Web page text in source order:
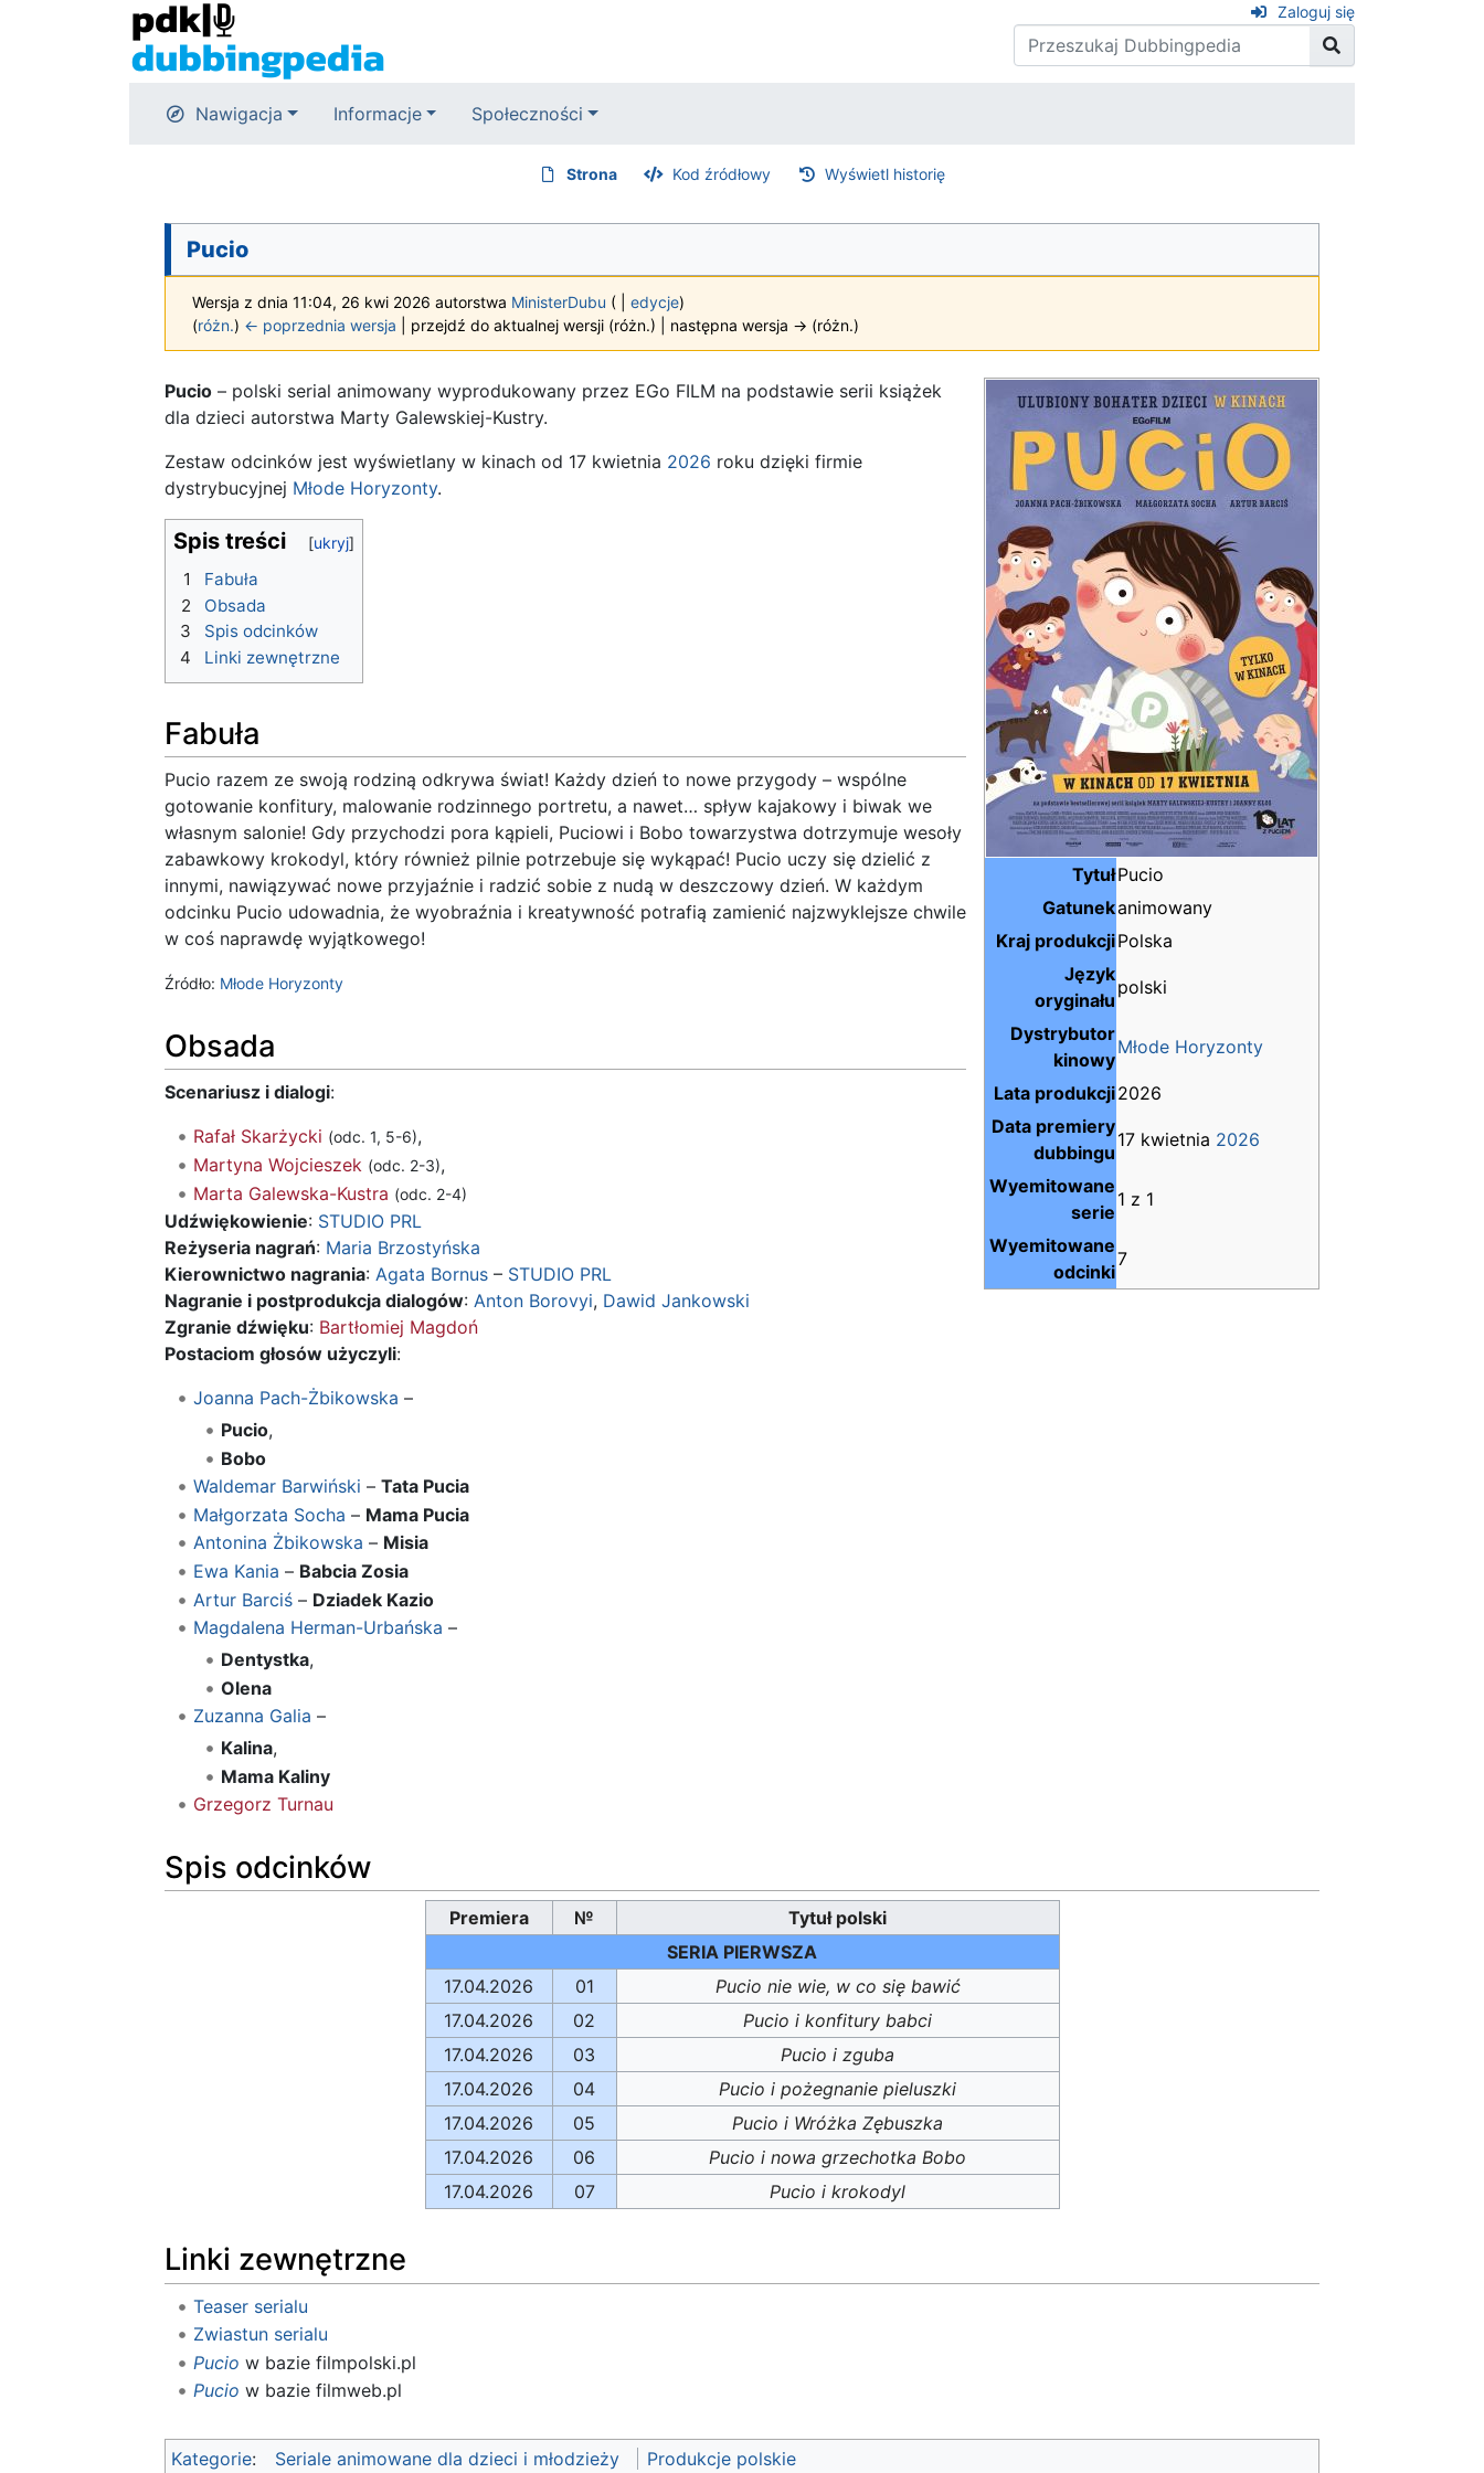
Zaloguj się
Nawigacja Informacje Społeczności
Strona Kod źródłowy Wyświetl historię
Pucio
Wersja z dnia 11:04, 26 kwi 2026 autorstwa MinisterDubu ( edycje)
(różn.) ← poprzednia wersja | przejdź do aktualnej wersji (różn.) | następna wersja → (różn.)
TytułPucio
Gatunekanimowany
Kraj produkcjiPolska
Język
oryginału
polski
Dystrybutor
kinowy
Młode Horyzonty
Lata produkcji2026
Data premiery
dubbingu
17 kwietnia 2026
Wyemitowane
serie
1 z 1
Wyemitowane
odcinki
7
Pucio – polski serial animowany wyprodukowany przez EGo FILM na podstawie serii książek
dla dzieci autorstwa Marty Galewskiej-Kustry.
Zestaw odcinków jest wyświetlany w kinach od 17 kwietnia 2026 roku dzięki firmie
dystrybucyjnej Młode Horyzonty.
Spis treści
1
Fabuła
2
Obsada
3
Spis odcinków
4
Linki zewnętrzne
Fabuła
Pucio razem ze swoją rodziną odkrywa świat! Każdy dzień to nowe przygody – wspólne
gotowanie konfitury, malowanie rodzinnego portretu, a nawet… spływ kajakowy i biwak we
własnym salonie! Gdy przychodzi pora kąpieli, Puciowi i Bobo towarzystwa dotrzymuje wesoły
zabawkowy krokodyl, który również pilnie potrzebuje się wykąpać! Pucio uczy się dzielić z
innymi, nawiązywać nowe przyjaźnie i radzić sobie z nudą w deszczowy dzień. W każdym
odcinku Pucio udowadnia, że wyobraźnia i kreatywność potrafią zamienić najzwyklejsze chwile
w coś naprawdę wyjątkowego!
Źródło: Młode Horyzonty
Obsada
Scenariusz i dialogi:
Rafał Skarżycki (odc. 1, 5-6),
Martyna Wojcieszek (odc. 2-3),
Marta Galewska-Kustra (odc. 2-4)
Udźwiękowienie: STUDIO PRL
Reżyseria nagrań: Maria Brzostyńska
Kierownictwo nagrania: Agata Bornus – STUDIO PRL
Nagranie i postprodukcja dialogów: Anton Borovyi, Dawid Jankowski
Zgranie dźwięku: Bartłomiej Magdoń
Postaciom głosów użyczyli:
Joanna Pach-Żbikowska –
Pucio,
Bobo
Waldemar Barwiński – Tata Pucia
Małgorzata Socha – Mama Pucia
Antonina Żbikowska – Misia
Ewa Kania – Babcia Zosia
Artur Barciś– Dziadek Kazio
Magdalena Herman-Urbańska –
Dentystka,
Olena
Zuzanna Galia –
Kalina,
Mama Kaliny
Grzegorz Turnau
Spis odcinków
Premiera №
Tytuł polski
SERIA PIERWSZA
17.04.2026
01
Pucio nie wie, w co się bawić
17.04.2026
02
Pucio i konfitury babci
17.04.2026
03
Pucio i zguba
17.04.2026
04
Pucio i pożegnanie pieluszki
17.04.2026
05
Pucio i Wróżka Zębuszka
17.04.2026
06
Pucio i nowa grzechotka Bobo
17.04.2026
07 Pucio i krokodyl
Linki zewnętrzne
Teaser serialu
Zwiastun serialu
Pucio w bazie filmpolski.pl
Pucio w bazie filmweb.pl
Kategorie: Seriale animowane dla dzieci i młodzieży Produkcje polskie